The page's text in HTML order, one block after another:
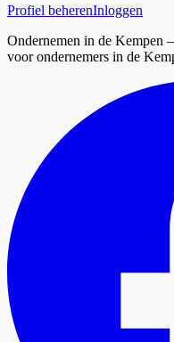
Profiel beherenInloggen
Ondernemen in de Kempen
voor ondernemers in de